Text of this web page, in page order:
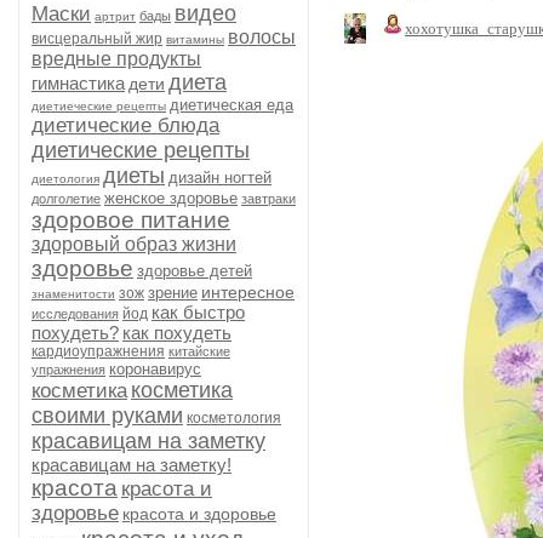
Маски артрит бады видео
висцеральный жир витамины волосы
вредные продукты
гимнастика дети диета
диетиеческие рецепты диетическая еда
диетические блюда
диетические рецепты
диетология диеты дизайн ногтей
долголетие женское здоровье завтраки
здоровое питание
здоровый образ жизни
здоровье здоровье детей
знаменитости зож зрение интересное
исследования йод как быстро
похудеть? как похудеть
кардиоупражнения китайские
упражнения коронавирус
косметика косметика
своими руками косметология
красавицам на заметку
красавицам на заметку!
красота красота и
здоровье красота и здоровье